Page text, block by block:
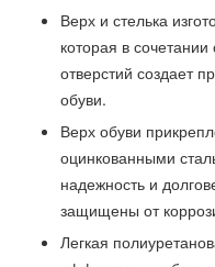
Верх и стелька
которая в
отверстий создает
обуви.
Верх обуви
оцинкованными
надежность и
защищены от
Легкая